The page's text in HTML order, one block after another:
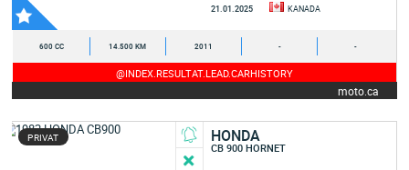
21.01.2025 KANADA
600 CC 14.500 KM 2011 - -
@INDEX.RESULTAT.LEAD.CARHISTORY
moto.ca
PRIVAT HONDA
CB 900 HORNET